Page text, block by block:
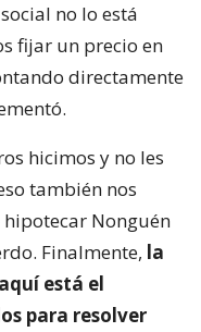
no lo está
fijar un precio en
directamente
hicimos y no les
también nos
Nonguén
Finalmente, la
está el
para resolver